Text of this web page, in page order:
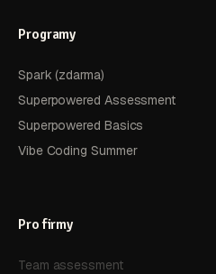
Programy
Spark (zdarma)
Superpowered Assessment
Superpowered Basics
Vibe Coding Summer
Pro firmy
Team assessment